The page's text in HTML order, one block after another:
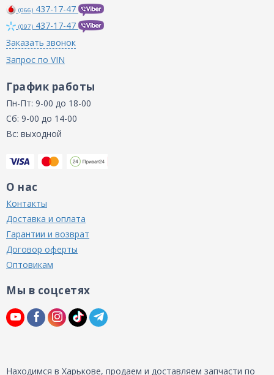
(066) 437-17-47
(097) 437-17-47
Заказать звонок
Запрос по VIN
График работы
Пн-Пт: 9-00 до 18-00
Сб: 9-00 до 14-00
Вс: выходной
О нас
Контакты
Доставка и оплата
Гарантии и возврат
Договор оферты
Оптовикам
Мы в соцсетях
Находимся в Харькове, продаем и доставляем запчасти по